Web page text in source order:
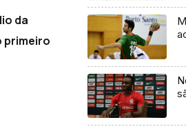
da
primeiro